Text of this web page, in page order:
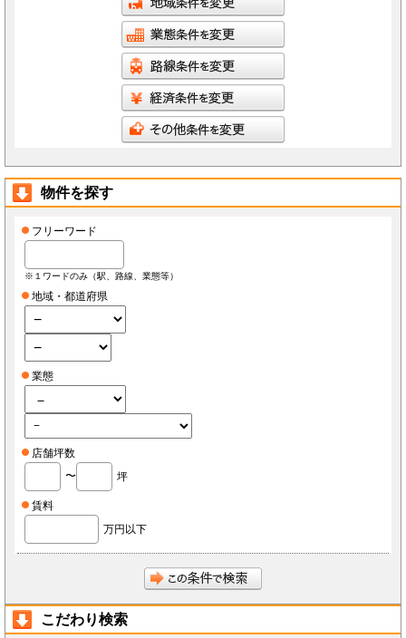
当社、本サービス、又は他の会員の信用もしくは権利を侵害する恐れがあると当社が
暴力団員(準構成員個人を含みます)、その他の反社会的団体の構成員等
公序良俗に反する行為をした者
犯罪歴がある者
過去に当社より会員登録を取り消されたことがある者
本規約に違反した者
前項の措置により会員が損害を被った場合でも、当社はその責任を負わないものとします。
会員は当社が書面で承認する場合を除き、会員としての地位をいかなる第三者にも譲渡でき
ないものとします。
会員は、当社へ報告した自らに関する情報に変更が生じた場合、当社が指定する方法で最新
の情報を当社へ報告するものとします。なお、本項の報告をしなかったことにより、会員が
損害を被った場合でも当社は責任を負わないものとします。
合、当社所定の手続きに従っておこなうものとします。
第3条（ID・パスワード）
会員は、会員登録時に当社もしくは当社の指定する本サービスに関するシステム導入会社
開示し、もしくは利用させてはならないものとします。
会員は、IDを善良なる管理者の注意義務をもって管理するものとし、紛失、喪失、盗難、誤
会員は、紛失、喪失、盗難、誤使用、不正使用等が発生した場合、もしくは第三者に知られ
た場合、またそのおそれがある場合、速やかに当社もしくは導入店にその旨を報告し、指示
の他店舗・事務所等の出退店に関する情報提供の目的で使用し、それ以外の目的で使用しま
イズ本部・家主等の利害関係者を除き、第三者に対して提供しないものとします。ただし、
裁判所・警察等の要請がある場合を除きます。
会員が個人情報の提供を拒んだ場合、本サービスを利用できないことがあります。
会員は、本サービスを通じて個人情報を取得した場合、自己の責任で個人情報保護に関する
法律を遵守するものとします。
第5条（秘密保持）
について秘密保持義務を負わないものとします。
前項にかかわらず、会員が秘密である旨を付して当社もしくは導入店へ開示し、当社もしく
は導入店がそれに同意した情報について、当社もしくは導入店は本サービスの運営に最低限
必要な会社、当社もしくは導入店の役員、従業員、関連会社、本サービスの再委託先、監査
会員は、当社もしくは導入店から秘密である旨を付して会員へ開示した情報を、会員の役
員、従業員、監査法人、税理士、弁護士を除く第三者へ開示漏洩しないことに同意します。
員は同意します。
開示された時点で既に公知の情報
開示された時点で被開示者が既に知っていた情報
物件を探す
フリーワード
※１ワードのみ（駅、路線、業態等）
地域・都道府県
業態
店舗坪数
〜
坪
賃料
万円以下
こだわり検索